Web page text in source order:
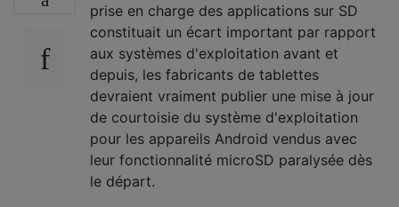
prise en charge des applications sur SD
constituait un écart important par rapport
aux systèmes d'exploitation avant et
depuis, les fabricants de tablettes
devraient vraiment publier une mise à jour
de courtoisie du système d'exploitation
pour les appareils Android vendus avec
leur fonctionnalité microSD paralysée dès
le départ.